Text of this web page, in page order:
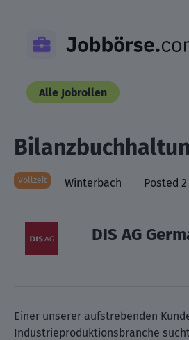
content
Alle Jobrollen
Vollzeit Winterbach Posted
DIS AG
Einer unserer aufstrebenden
Industrieproduktionsbranche